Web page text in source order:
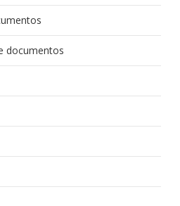
documentos